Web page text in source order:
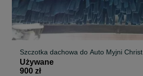
Szczotka dachowa do Auto Myjni Christ
Używane
900 zł